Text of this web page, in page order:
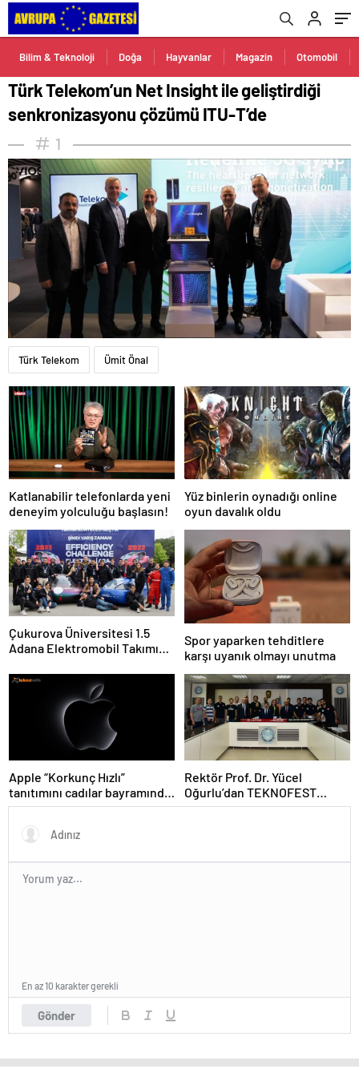
Bilim & Teknoloji Doğa Hayvanlar Magazin Otomobil
Türk Telekom’un Net Insight ile geliştirdiği
senkronizasyonu çözümü ITU-T’de
1
Türk Telekom Ümit Önal
Katlanabilir telefonlarda yeni
deneyim yolculuğu başlasın!
Yüz binlerin oynadığı online
oyun davalık oldu
Çukurova Üniversitesi 1.5
Adana Elektromobil Takımı
Spor yaparken tehditlere
karşı uyanık olmayı unutma
Apple “Korkunç Hızlı”
tanıtımını cadılar bayramında
yapmayı planlıyor
Rektör Prof. Dr. Yücel
Oğurlu’dan TEKNOFEST
finalistlerine teşekkür
Gönder
En az 10 karakter gerekli